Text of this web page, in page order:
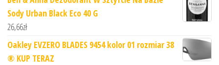
Sody Urban Black Eco 40 G
26,66zł
Oakley EVZERO BLADES 9454 kolor 01 rozmiar 38
® KUP TERAZ